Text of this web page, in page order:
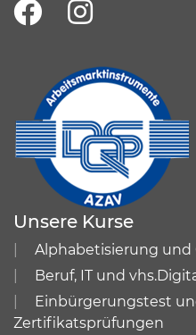
Unsere Kurse
Alphabetisierung
Beruf, IT und
Einbürgerungstest
Zertifikatsprüfungen